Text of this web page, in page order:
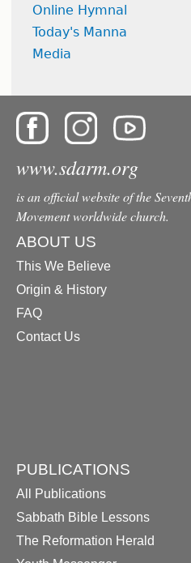
Online Hymnal
Today's Manna
Media
www.sdarm.org
is an official website of the
Movement worldwide church.
ABOUT US
This We Believe
Origin & History
FAQ
Contact Us
PUBLICATIONS
All Publications
Sabbath Bible Lessons
The Reformation Herald